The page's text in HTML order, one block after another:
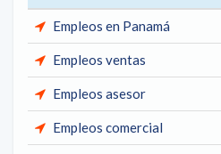
Empleos en Panamá
Empleos ventas
Empleos asesor
Empleos comercial